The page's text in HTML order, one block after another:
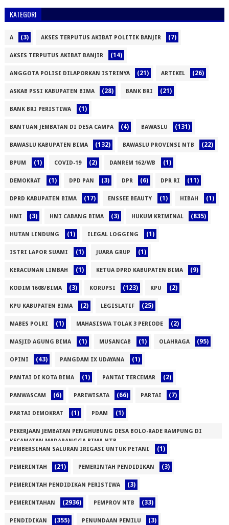
KATEGORI
A (3) AKSES TERPUTUS AKIBAT POLITIK BANJIR (7)
AKSES TERPUTUS AKIBAT BANJIR (14)
ANGGOTA POLISI DILAPORKAN ISTRINYA (21) ARTIKEL (26)
ASKAB PSSI KABUPATEN BIMA (28) BANK BRI (21)
BANK BRI PERISTIWA (1)
BANTUAN JEMBATAN DI DESA CAMPA (4) BAWASLU (131)
BAWASLU KABUPATEN BIMA (132) BAWASLU PROVINSI NTB (22)
BPUM (1) COVID-19 (2) DANREM 162/WB (1)
DEMOKRAT (1) DPD PAN (3) DPR (6) DPR RI (11)
DPRD KABUPATEN BIMA (17) ENSSEE BEAUTY (1) HIBAH (1)
HMI (3) HMI CABANG BIMA (3) HUKUM KRIMINAL (835)
HUTAN LINDUNG (1) ILEGAL LOGGING (1)
ISTRI LAPOR SUAMI (1) JUARA GRUP (1)
KERACUNAN LIMBAH (1) KETUA DPRD KABUPATEN BIMA (9)
KODIM 1608/BIMA (3) KORUPSI (123) KPU (2)
KPU KABUPATEN BIMA (2) LEGISLATIF (25)
MABES POLRI (1) MAHASISWA TOLAK 3 PERIODE (2)
MASJID AGUNG BIMA (1) MUSANCAB (1) OLAHRAGA (95)
OPINI (43) PANGDAM IX UDAYANA (1)
PANTAI DI KOTA BIMA (1) PANTAI TERCEMAR (2)
PANWASCAM (6) PARIWISATA (66) PARTAI (7)
PARTAI DEMOKRAT (1) PDAM (1)
PEKERJAAN JEMBATAN PENGHUBUNG DESA BOLO-RADE RAMPUNG DI
KECAMATAN MADAPANGGA BIMA NTB
(1)PEMBERSIHAN SALURAN IRIGASI UNTUK PETANI (1)
PEMERINTAH (21) PEMERINTAH PENDIDIKAN (3)
PEMERINTAH PENDIDIKAN PERISTIWA (3)
PEMERINTAHAN (2936) PEMPROV NTB (33)
PENDIDIKAN (355) PENUNDAAN PEMILU (3)